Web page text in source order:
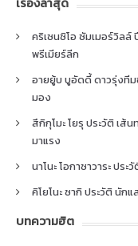
คริเซนซิโอ ซัมเมอร์วิล
พรีเมียร์ลีก
อายยู้บ บูอัดดี้ ดาวรุ่งที
มอง
สึกิกุโมะ โยรุ ประวัติ เส้
มาแรง
นาโนะ โอกาซาวาระ ปร
คิโยโนะ ซากิ ประวัติ นั
บทความฮิต